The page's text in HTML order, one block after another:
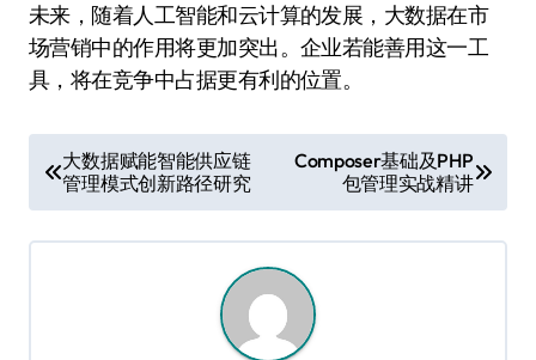
未来，随着人工智能和云计算的发展，大数据在市
场营销中的作用将更加突出。企业若能善用这一工
具，将在竞争中占据更有利的位置。
章
导
大数据赋能智能供应链
管理模式创新路径研究
Composer基础及PHP
包管理实战精讲